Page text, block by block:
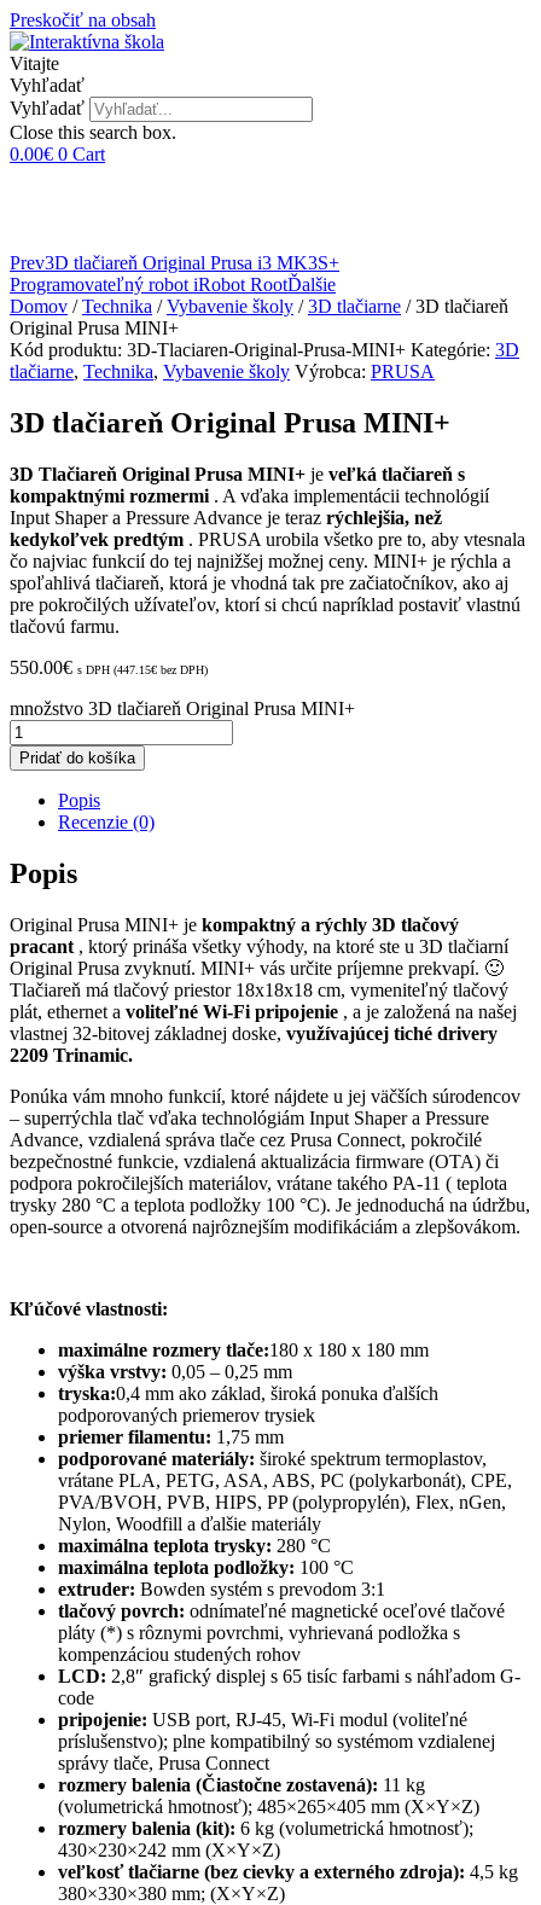
Preskočiť na obsah
Vitajte
Vyhľadať
Vyhľadať
Close this search box.
0.00€ 0 Cart
Prev3D tlačiareň Original Prusa i3 MK3S+
Programovateľný robot iRobot RootĎalšie
Domov /Technika /Vybavenie školy /3D tlačiarne / 3D tlačiareň
Original Prusa MINI+
Kód produktu: 3D-Tlaciaren-Original-Prusa-MINI+ Kategórie: 3D
tlačiarne, Technika, Vybavenie školy Výrobca: PRUSA
3D tlačiareň Original Prusa MINI+
3D Tlačiareň Original Prusa MINI+ je veľká tlačiareň s
kompaktnými rozmermi . A vďaka implementácii technológií
Input Shaper a Pressure Advance je teraz rýchlejšia, než
kedykoľvek predtým . PRUSA urobila všetko pre to, aby vtesnala
čo najviac funkcií do tej najnižšej možnej ceny. MINI+ je rýchla a
spoľahlivá tlačiareň, ktorá je vhodná tak pre začiatočníkov, ako aj
pre pokročilých užívateľov, ktorí si chcú napríklad postaviť vlastnú
tlačovú farmu.
550.00€ s DPH (447.15€ bez DPH)
množstvo 3D tlačiareň Original Prusa MINI+
Pridať do košíka
Popis
Recenzie (0)
Popis
Original Prusa MINI+ je kompaktný a rýchly 3D tlačový
pracant , ktorý prináša všetky výhody, na ktoré ste u 3D tlačiarní
Original Prusa zvyknutí. MINI+ vás určite príjemne prekvapí. 🙂
Tlačiareň má tlačový priestor 18x18x18 cm, vymeniteľný tlačový
plát, ethernet a voliteľné Wi-Fi pripojenie , a je založená na našej
vlastnej 32-bitovej základnej doske, využívajúcej tiché drivery
2209 Trinamic.
Ponúka vám mnoho funkcií, ktoré nájdete u jej väčších súrodencov
– superrýchla tlač vďaka technológiám Input Shaper a Pressure
Advance, vzdialená správa tlače cez Prusa Connect, pokročilé
bezpečnostné funkcie, vzdialená aktualizácia firmware (OTA) či
podpora pokročilejších materiálov, vrátane takého PA-11 ( teplota
trysky 280 °C a teplota podložky 100 °C). Je jednoduchá na údržbu,
open-source a otvorená najrôznejším modifikáciám a zlepšovákom.
Kľúčové vlastnosti:
maximálne rozmery tlače:180 x 180 x 180 mm
výška vrstvy: 0,05 – 0,25 mm
tryska:0,4 mm ako základ, široká ponuka ďalších
podporovaných priemerov trysiek
priemer filamentu: 1,75 mm
podporované materiály: široké spektrum termoplastov,
vrátane PLA, PETG, ASA, ABS, PC (polykarbonát), CPE,
PVA/BVOH, PVB, HIPS, PP (polypropylén), Flex, nGen,
Nylon, Woodfill a ďalšie materiály
maximálna teplota trysky: 280 °C
maximálna teplota podložky: 100 °C
extruder: Bowden systém s prevodom 3:1
tlačový povrch: odnímateľné magnetické oceľové tlačové
pláty (*) s rôznymi povrchmi, vyhrievaná podložka s
kompenzáciou studených rohov
LCD: 2,8″ grafický displej s 65 tisíc farbami s náhľadom G-
code
pripojenie: USB port, RJ-45, Wi-Fi modul (voliteľné
príslušenstvo); plne kompatibilný so systémom vzdialenej
správy tlače, Prusa Connect
rozmery balenia (Čiastočne zostavená): 11 kg
(volumetrická hmotnosť); 485×265×405 mm (X×Y×Z)
rozmery balenia (kit): 6 kg (volumetrická hmotnosť);
430×230×242 mm (X×Y×Z)
veľkosť tlačiarne (bez cievky a externého zdroja): 4,5 kg
380×330×380 mm; (X×Y×Z)